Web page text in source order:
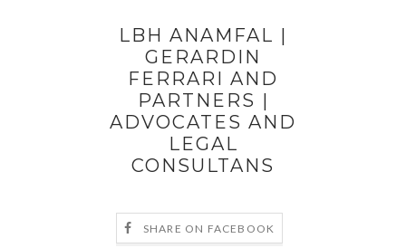
LBH ANAMFAL |
GERARDIN
FERRARI AND
PARTNERS |
ADVOCATES AND
LEGAL
CONSULTANS
SHARE ON FACEBOOK